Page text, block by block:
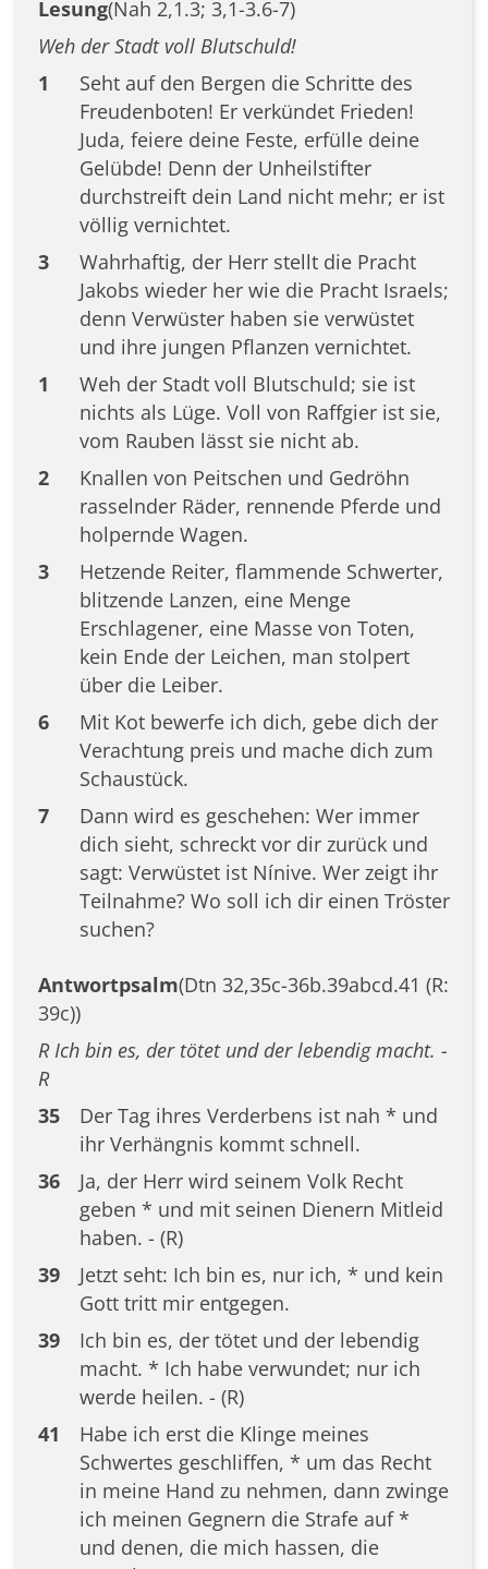
Lesung(Nah 2,1.3; 3,1-3.6-7)
Weh der Stadt voll Blutschuld!
1
Seht auf den Bergen die Schritte des
Freudenboten! Er verkündet Frieden!
Juda, feiere deine Feste, erfülle deine
Gelübde! Denn der Unheilstifter
durchstreift dein Land nicht mehr; er ist
völlig vernichtet.
3
Wahrhaftig, der Herr stellt die Pracht
Jakobs wieder her wie die Pracht Israels;
denn Verwüster haben sie verwüstet
und ihre jungen Pflanzen vernichtet.
1
Weh der Stadt voll Blutschuld; sie ist
nichts als Lüge. Voll von Raffgier ist sie,
vom Rauben lässt sie nicht ab.
2
Knallen von Peitschen und Gedröhn
rasselnder Räder, rennende Pferde und
holpernde Wagen.
3
Hetzende Reiter, flammende Schwerter,
blitzende Lanzen, eine Menge
Erschlagener, eine Masse von Toten,
kein Ende der Leichen, man stolpert
über die Leiber.
6
Mit Kot bewerfe ich dich, gebe dich der
Verachtung preis und mache dich zum
Schaustück.
7
Dann wird es geschehen: Wer immer
dich sieht, schreckt vor dir zurück und
sagt: Verwüstet ist Nínive. Wer zeigt ihr
Teilnahme? Wo soll ich dir einen Tröster
suchen?
Antwortpsalm(Dtn 32,35c-36b.39abcd.41 (R:
39c))
R Ich bin es, der tötet und der lebendig macht. -
R
35
Der Tag ihres Verderbens ist nah * und
ihr Verhängnis kommt schnell.
36
Ja, der Herr wird seinem Volk Recht
geben * und mit seinen Dienern Mitleid
haben. - (R)
39
Jetzt seht: Ich bin es, nur ich, * und kein
Gott tritt mir entgegen.
39
Ich bin es, der tötet und der lebendig
macht. * Ich habe verwundet; nur ich
werde heilen. - (R)
41
Habe ich erst die Klinge meines
Schwertes geschliffen, * um das Recht
in meine Hand zu nehmen, dann zwinge
ich meinen Gegnern die Strafe auf *
und denen, die mich hassen, die